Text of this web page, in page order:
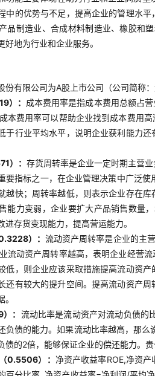
中的优势与不足，提高企业的管理水
品制造业、合成材料制造业、橡胶和
地为行业和企业服务。
份有限公司为A股上市公司（公司简
）： 成本费用率是指成本费用总额占
本费用率可以帮助企业找到成本费用
于行业平均水平，说明企业获利能力
）：存货周转率是企业一定时期主营
要指标之一，在企业管理决策中广泛
越快；周转率越低，则表示企业存在
能力变弱，企业要扩大产品销售数量
存货变现能力，提高营运能力。
）：流动资产周转率是企业的主
流动资产周转率越高，表明企业经营
低，则企业应该采取措施提高流动资
还有较大的提升空间。提高流动资产
： 流动比率是流动资产对流动负债的
负债的能力。如果流动比率越高，那
债的2倍，能够保证企业的偿还能力。
0.5506）： 净资产收益率ROE,净资